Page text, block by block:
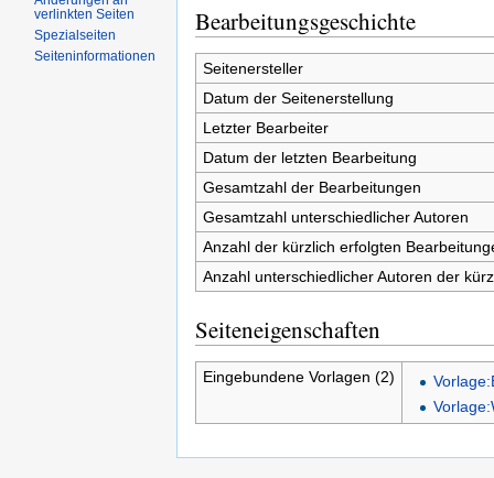
Bearbeitungsgeschichte
Seitenersteller
Datum der Seitenerstellung
Letzter Bearbeiter
Datum der letzten Bearbeitung
Gesamtzahl der Bearbeitungen
Gesamtzahl unterschiedlicher Autoren
Anzahl der kürzlich erfolgten
Anzahl unterschiedlicher Autoren der
Seiteneigenschaften
Eingebundene Vorlagen (2)
verlinkten Seiten
Spezialseiten
Seiten­informationen